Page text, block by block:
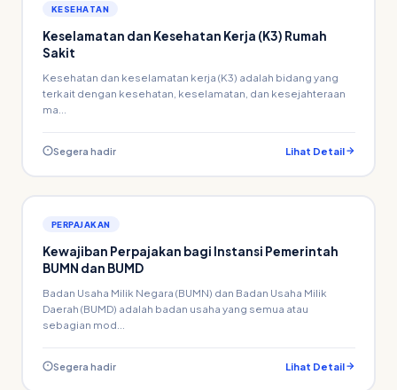
KESEHATAN
Keselamatan dan Kesehatan Kerja (K3) Rumah
Sakit
Kesehatan dan keselamatan kerja (K3) adalah bidang yang
terkait dengan kesehatan, keselamatan, dan kesejahteraan
ma...
Segera hadir Lihat Detail
PERPAJAKAN
Kewajiban Perpajakan bagi Instansi Pemerintah
BUMN dan BUMD
Badan Usaha Milik Negara (BUMN) dan Badan Usaha Milik
Daerah (BUMD) adalah badan usaha yang semua atau
sebagian mod...
Segera hadir Lihat Detail